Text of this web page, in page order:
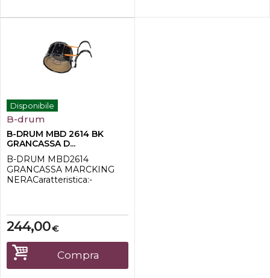
Disponibile
B-drum
B-DRUM MBD 2614 BK
GRANCASSA D...
B-DRUM MBD2614
GRANCASSA MARCKING
NERACaratteristica:-
alluminio-Blocchetti: 10
pressofusi - High Tension-
Colore: nero-Include
l'imbracatura molto leggera-
Peso del tamburo: circa 11
kg-Peso del supporto latera...
€
244,00
Compra